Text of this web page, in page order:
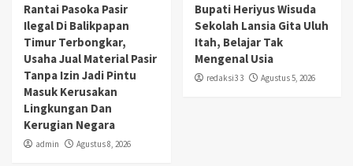
Rantai Pasoka Pasir
Ilegal Di Balikpapan
Timur Terbongkar,
Usaha Jual Material Pasir
Tanpa Izin Jadi Pintu
Masuk Kerusakan
Lingkungan Dan
Kerugian Negara
admin Agustus 8, 2026
Bupati Heriyus Wisuda
Sekolah Lansia Gita Uluh
Itah, Belajar Tak
Mengenal Usia
redaksi3 3 Agustus 5, 2026